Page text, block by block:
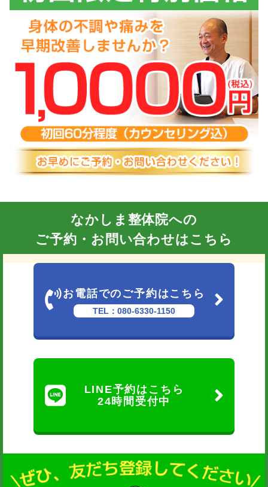
なかしま整体院への
ご予約・お問い合わせはこちら
お電話でのご予約はこちら
TEL：080-6330-1150
LINE予約はこちら
24時間受付中